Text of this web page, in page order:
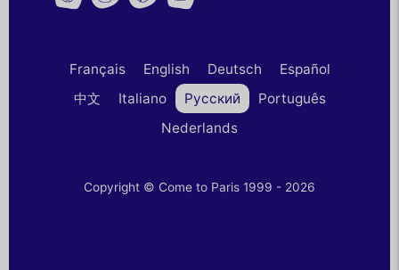
Français English Deutsch
Español
中文
Italiano Русский
Português
Nederlands
Copyright © Come to Paris 1999 - 2026